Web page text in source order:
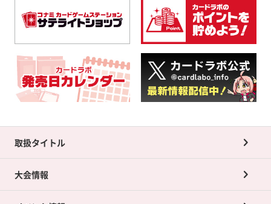
取扱タイトル
大会情報